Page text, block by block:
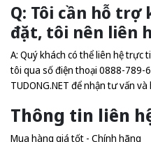
Q: Tôi cần hỗ
đặt, tôi nên liên
A: Quý khách có thể liên hệ trực
tôi qua số điện thoại 0888-789-
TUDONG.NET để nhận tư vấn và
Thông tin liên
Mua hàng giá tốt - Chính hãng